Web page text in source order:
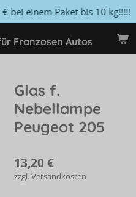
Franzosen Autos
bei einem Paket bis 10 kg!!!!!
Glas f.
Nebellampe
Peugeot 205
13,20 €
zzgl. Versandkosten